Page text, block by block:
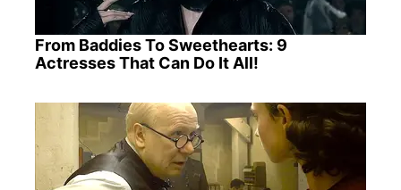
From Baddies To Sweethearts: 9
Actresses That Can Do It All!